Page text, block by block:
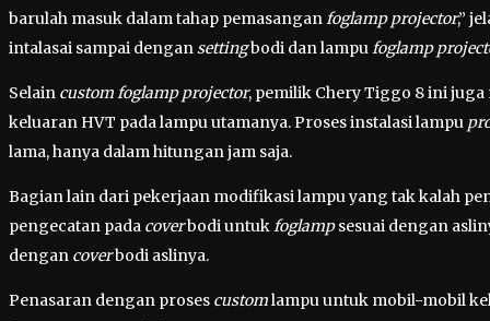
barulah masuk dalam tahap pemasanganfoglamp projector,”
intalasai sampai dengansettingbodi dan lampufoglamp
Selain custom foglamp projector, pemilik Chery Tiggo 8 ini
keluaran HVT pada lampu utamanya. Proses instalasi lampu
lama, hanya dalam hitungan jam saja.
Bagian lain dari pekerjaan modifikasi lampu yang tak kalah
pengecatan pada coverbodi untukfoglampsesuai dengan
dengan coverbodi aslinya.
Penasaran dengan proses customlampu untuk mobil-mobil